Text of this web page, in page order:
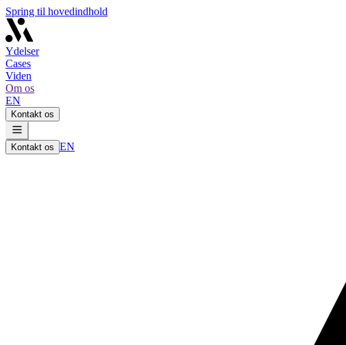
Spring til hovedindhold
Ydelser
Cases
Viden
Om os
EN
Kontakt os
Kontakt os EN